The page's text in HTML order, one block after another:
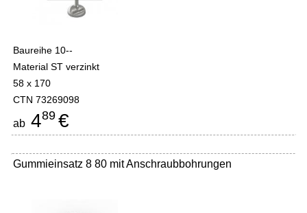
Baureihe 10--
Material ST verzinkt
58 x 170
CTN 73269098
ab 489 €
Gummieinsatz 8 80 mit Anschraubbohrungen